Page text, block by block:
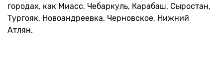
городах, как Миасс, Чебаркуль, Карабаш, Сыростан,
Тургояк, Новоандреевка, Черновское, Нижний
Атлян.